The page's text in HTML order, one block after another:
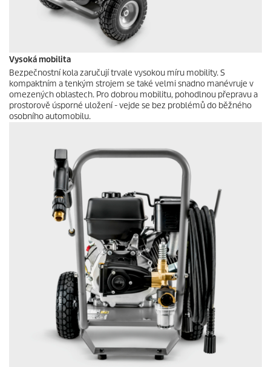
Vysoká mobilita
Bezpečnostní kola zaručují trvale vysokou míru mobility. S
kompaktním a tenkým strojem se také velmi snadno manévruje v
omezených oblastech. Pro dobrou mobilitu, pohodlnou přepravu a
prostorově úsporné uložení - vejde se bez problémů do běžného
osobního automobilu.